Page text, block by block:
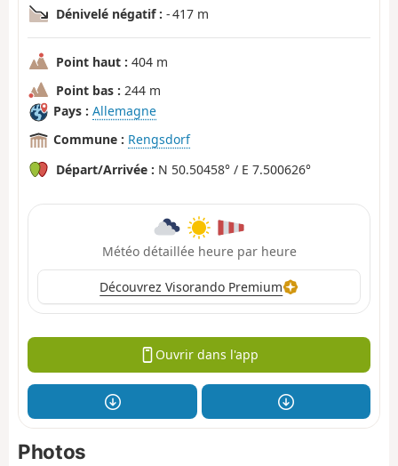
Dénivelé négatif : - 417 m
Point haut : 404 m
Point bas : 244 m
Pays : Allemagne
Commune : Rengsdorf
Départ/Arrivée : N 50.50458° / E 7.500626°
Météo détaillée heure par heure
Découvrez Visorando Premium
Ouvrir dans l'app
Photos